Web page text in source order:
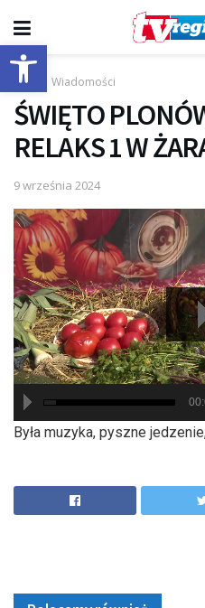
Otwórz pasek narzędzi
Start Wiadomości
ŚWIĘTO
RELAKS 1 W
9 września 2024
Była muzyka, pyszne